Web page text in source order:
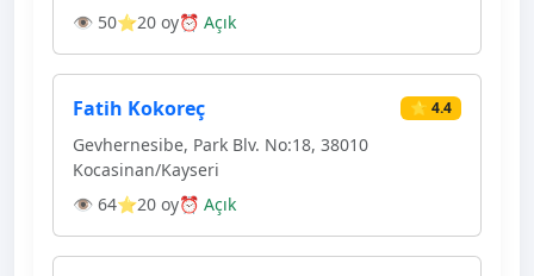
👁 50⭐20 oy⏰ Açık
Fatih Kokoreç ⭐ 4.4
Gevhernesibe, Park Blv. No:18, 38010
Kocasinan/Kayseri
👁 64⭐20 oy⏰ Açık